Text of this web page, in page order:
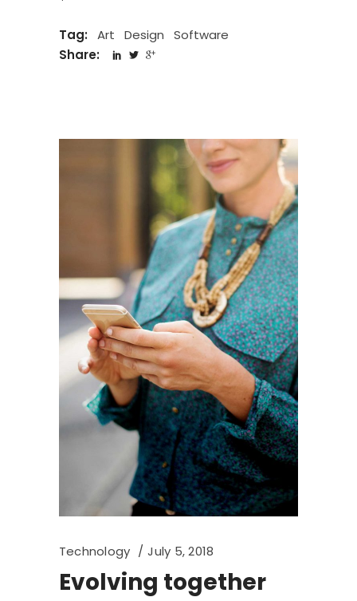
Tag: Art Design
Software
Share:
Technology July 5, 2018
Evolving together